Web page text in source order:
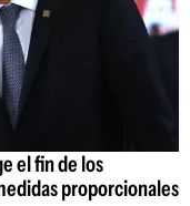
el fin de los
proporcionales